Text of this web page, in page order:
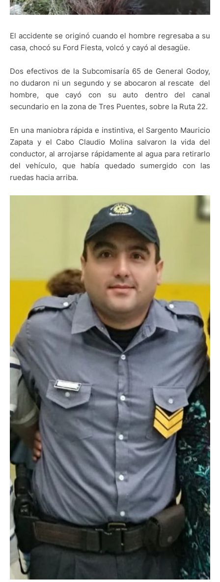
El accidente se originó cuando el hombre regresaba a su
casa, chocó su Ford Fiesta, volcó y cayó al desagüe.
Dos efectivos de la Subcomisaría 65 de General Godoy,
no dudaron ni un segundo y se abocaron al rescate
del
hombre, que cayó con su auto dentro del canal
secundario en la zona de Tres Puentes, sobre la Ruta 22.
En una maniobra rápida e instintiva, el Sargento Mauricio
Zapata y el Cabo Claudio Molina salvaron la vida del
conductor, al arrojarse rápidamente al agua para retirarlo
del vehículo, que había quedado sumergido con las
ruedas hacia arriba.